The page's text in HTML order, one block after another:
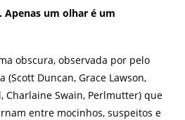
Apenas um olhar é um
obscura, observada por pelo
(Scott Duncan, Grace Lawson,
Charlaine Swain, Perlmutter) que
entre mocinhos, suspeitos e